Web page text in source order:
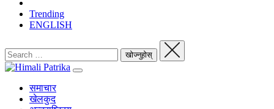
Trending
ENGLISH
समाचार
खेलकुद